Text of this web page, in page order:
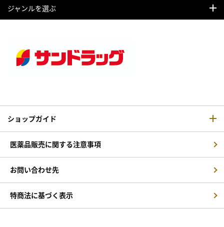
ジャンルを選ぶ
ショップガイド
医薬品販売に関する注意事項
お問い合わせ先
特商法に基づく表示